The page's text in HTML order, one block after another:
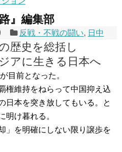
』編集部
反戦・不戦の闘い, 日中
歴史を総括し
アに生きる日本へ
目前となった。
権維持をねらって中国抑え込
日本を突き放してもいる。と
明け暮れる。
」を明確にしない限り譲歩を